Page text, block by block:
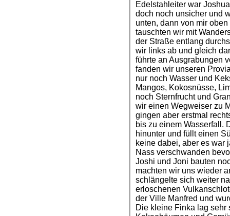
Edelstahleiter war
doch noch unsicher und
unten, dann von mir
tauschten wir mit
der Straße entlang
wir links ab und gleich
führte an Ausgrabungen
fanden wir unseren
nur noch Wasser und
Mangos, Kokosnüsse,
noch Sternfrucht und
wir einen Wegweiser zu
gingen aber erstmal
bis zu einem Wasserfall.
hinunter und füllt einen
keine dabei, aber es war
Nass verschwanden
Joshi und Joni bauten
machten wir uns wieder
schlängelte sich weiter
erloschenen
der Ville Manfred und
Die kleine Finka lag sehr